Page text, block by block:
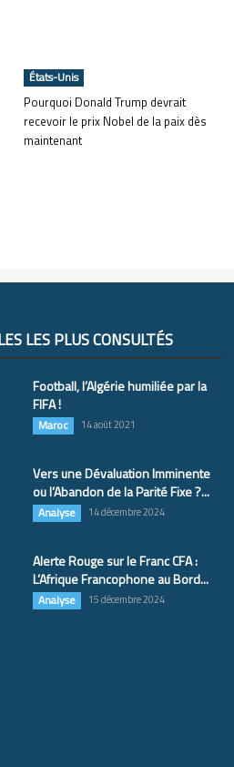
États-Unis
Pourquoi Donald Trump devrait
recevoir le prix Nobel de la paix dès
maintenant
LES PLUS CONSULTÉS
Football, l’Algérie humiliée par la
FIFA !
Maroc 14 août 2021
Vers une Dévaluation Imminente
ou l’Abandon de la Parité Fixe ?...
Analyse 14 décembre 2024
Alerte Rouge sur le Franc CFA :
L’Afrique Francophone au Bord...
Analyse 15 décembre 2024